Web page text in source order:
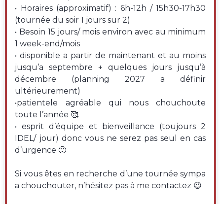
• Horaires (approximatif) : 6h-12h / 15h30-17h30
(tournée du soir 1 jours sur 2)
• Besoin 15 jours/ mois environ avec au minimum
1 week-end/mois
• disponible a partir de maintenant et au moins
jusqu’a septembre + quelques jours jusqu’à
décembre (planning 2027 a définir
ultérieurement)
•patientele agréable qui nous chouchoute
toute l’année 🥰
• esprit d’équipe et bienveillance (toujours 2
IDEL/ jour) donc vous ne serez pas seul en cas
d’urgence 🙂
Si vous êtes en recherche d’une tournée sympa
a chouchouter, n’hésitez pas à me contactez 😉